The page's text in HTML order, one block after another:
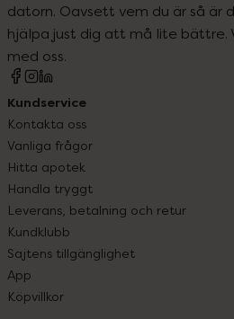
datorn. Oavsett vem du är så är
hjälpa just dig att må lite bättre.
med oss.
Kundservice
Kontakta oss
Vanliga frågor
Hitta apotek
Handla tryggt
Leverans, betalning och retur
Kundklubb
Sajtens tillgänglighet
App
Köpvillkor